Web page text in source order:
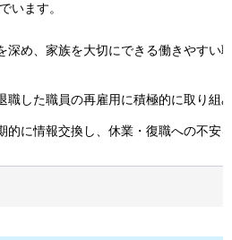
います。
深め、家族を大切にできる働きやすい
職した職員の再雇用に積極的に取り組
的に情報交換し、休業・復職への不安